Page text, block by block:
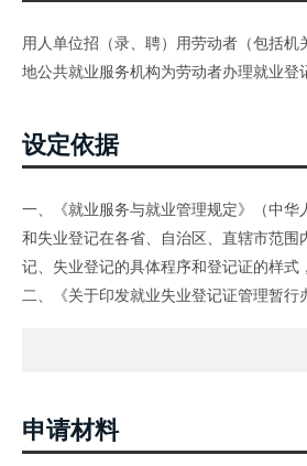
用人单位招（录、聘）用劳动者（包括
地公共就业服务机构为劳动者办理就业登
设定依据
一、《就业服务与就业管理规定》（中华
和失业登记在各省、自治区、直辖市范
记、失业登记的具体程序和登记证的样
二、《关于印发就业失业登记证管理暂行
第二条：《就业失业登记证》是记载劳
时、准确记录《就业失业登记证》发放
申请材料